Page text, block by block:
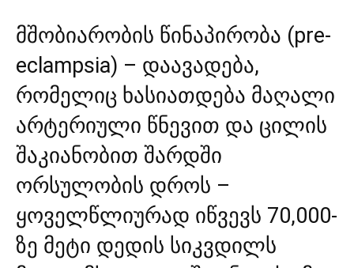
მშობიარობის წინაპირობა (pre-
eclampsia) – დაავადება,
რომელიც ხასიათდება მაღალი
არტერიული წნევით და ცილის
შაკიანობით შარდში
ორსულობის დროს –
ყოველწლიურად იწვევს 70,000-
ზე მეტი დედის სიკვდილს